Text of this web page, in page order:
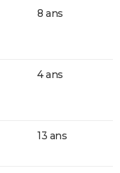
8 ans
4 ans
13 ans